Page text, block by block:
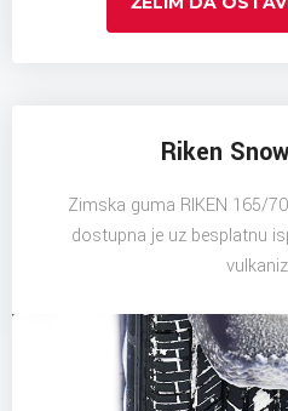
Riken
Zimska guma RIKEN 165/
dostupna je uz besplatnu